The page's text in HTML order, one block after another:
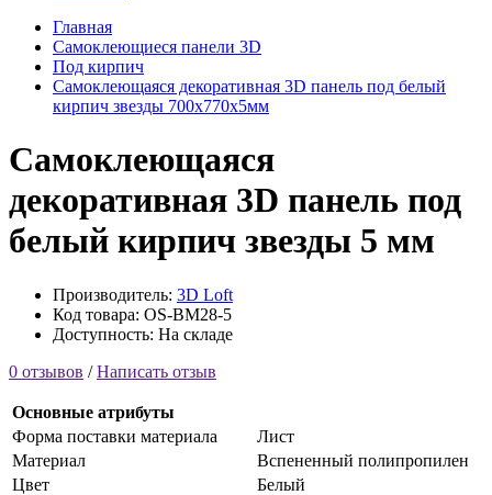
Главная
Самоклеющиеся панели 3D
Под кирпич
Самоклеющаяся декоративная 3D панель под белый
кирпич звезды 700x770x5мм
Самоклеющаяся
декоративная 3D панель под
белый кирпич звезды 5 мм
Производитель: 3D Loft
Код товара: OS-BM28-5
Доступность: На складе
0 отзывов /Написать отзыв
Основные атрибуты
Форма поставки материала
Лист
Материал
Вспененный полипропилен
Цвет
Белый